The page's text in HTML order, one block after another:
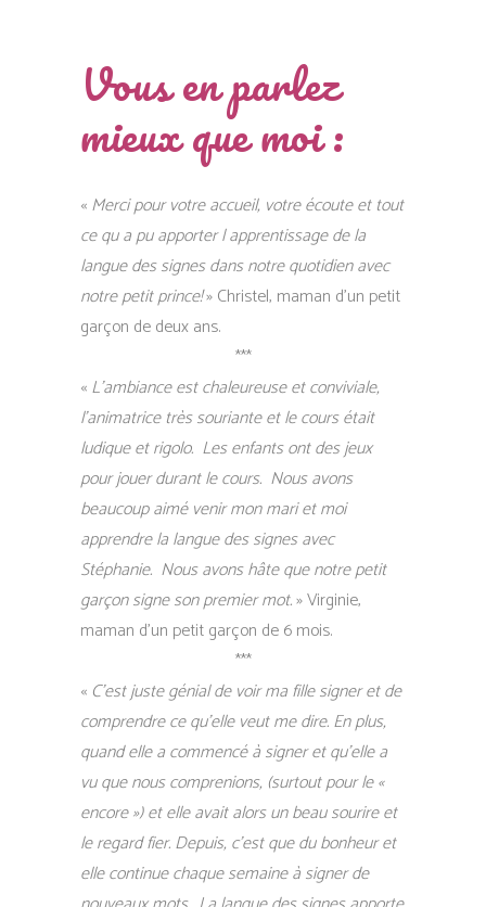
Vous en parlez
mieux que moi :
«Merci pour votre accueil, votre écoute et tout
ce qu a pu apporter l apprentissage de la
langue des signes dans notre quotidien avec
notre petit prince!» Christel, maman d’un petit
garçon de deux ans.
***
«L’ambiance est chaleureuse et conviviale,
l’animatrice très souriante et le cours était
ludique et rigolo. Les enfants ont des jeux
pour jouer durant le cours. Nous avons
beaucoup aimé venir mon mari et moi
apprendre la langue des signes avec
Stéphanie. Nous avons hâte que notre petit
garçon signe son premier mot.» Virginie,
maman d’un petit garçon de 6 mois.
***
« C’est juste génial de voir ma fille signer et de
comprendre ce qu’elle veut me dire. En plus,
quand elle a commencé à signer et qu’elle a
vu que nous comprenions, (surtout pour le «
encore ») et elle avait alors un beau sourire et
le regard fier. Depuis, c’est que du bonheur et
elle continue chaque semaine à signer de